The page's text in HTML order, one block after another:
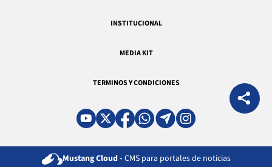
INSTITUCIONAL
MEDIA KIT
TERMINOS Y CONDICIONES
Mustang Cloud - CMS para portales de noticias